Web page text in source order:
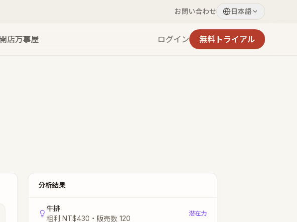
お問い合わせ 日本語
開店万事屋 ログイン 無料トライアル
分析結果
牛排
粗利 NT$430 ・ 販売数 120
潜在力